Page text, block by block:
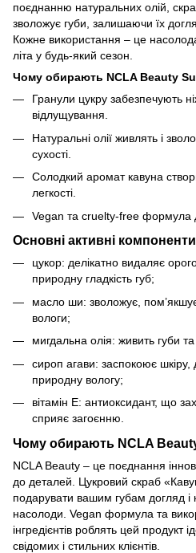
поєднанню натуральних олій,
зволожує губи, залишаючи їх
Кожне використання – це
літа у будь-який сезон.
Чому обирають NCLA Beauty
Гранули цукру забезпечують
відлущування.
Натуральні олії живлять і
сухості.
Солодкий аромат кавуна
легкості.
Vegan та cruelty-free формула
Основні активні
цукор: делікатно видаляє
природну гладкість губ;
масло ши: зволожує, пом’якшує
вологи;
мигдальна олія: живить губи
сироп агави: заспокоює
природну вологу;
вітамін E: антиоксидант, що
сприяє загоєнню.
Чому обирають NCLA
NCLA Beauty – це поєднання
до деталей. Цукровий скраб
подарувати вашим губам догляд і
насолоди. Vegan формула та
інгредієнтів роблять цей
свідомих і стильних клієнтів.